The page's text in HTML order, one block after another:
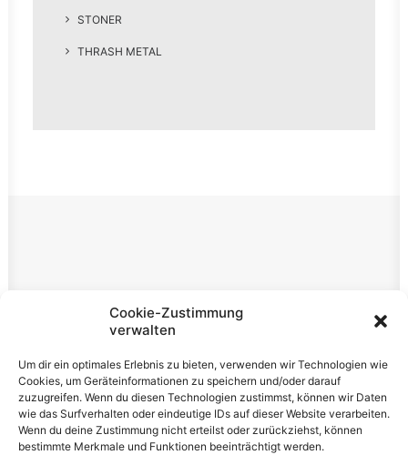
Cookie-Zustimmung
verwalten
Um dir ein optimales Erlebnis zu bieten, verwenden wir Technologien wie
Cookies, um Geräteinformationen zu speichern und/oder darauf
zuzugreifen. Wenn du diesen Technologien zustimmst, können wir Daten
wie das Surfverhalten oder eindeutige IDs auf dieser Website verarbeiten.
Wenn du deine Zustimmung nicht erteilst oder zurückziehst, können
bestimmte Merkmale und Funktionen beeinträchtigt werden.
STONER
THRASH METAL
Rechtliches
Datenschutzerklärung
Cookie-Richtlinie (EU)